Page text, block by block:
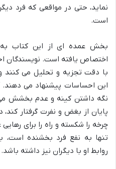
نماید، حتی در مواقعی که فرد
است.
بخش عمده ای از این کتاب
اختصاص یافته است. نویسندگان
با دقت تجزیه و تحلیل می کنند
این احساسات پیشنهاد می
نگه داشتن کینه و عدم بخشش
پایان از بغض و نفرت گرفتار
چرخه را شکسته و راه را برای
تنها به نفع فرد بخشنده است،
روابط او با دیگران نیز داشته باشد.